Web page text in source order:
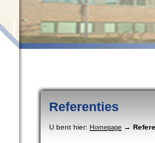
Referenties
U bent hier: Homepage →